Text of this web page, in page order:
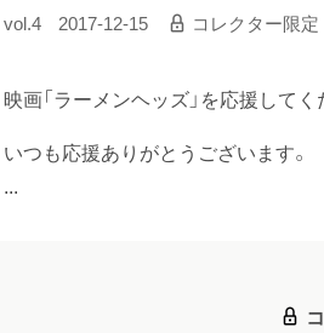
vol.4 2017-12-15 コレクター限定
映画「ラーメンヘッズ」を応援して
いつも応援ありがとうございます。
...